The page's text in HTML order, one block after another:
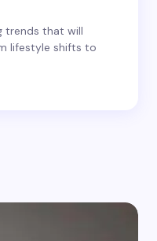
trends that will
lifestyle shifts to